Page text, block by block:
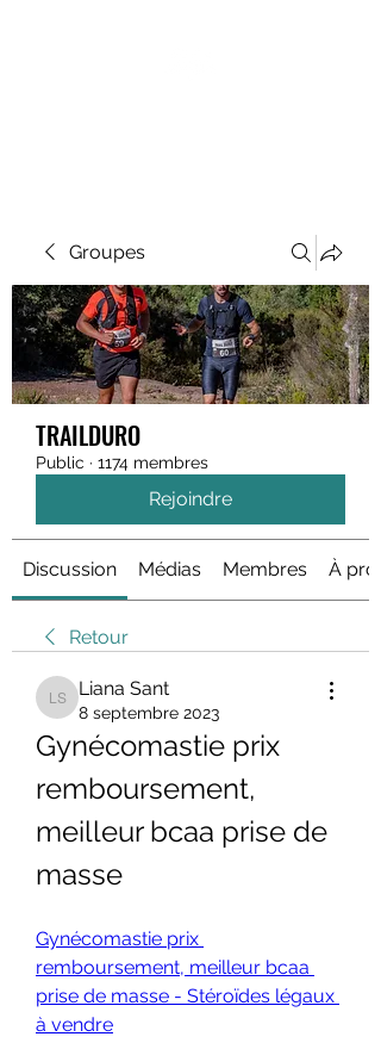
Groupes
TRAILDURO
Public · 1174 membres
Rejoindre
Discussion Médias Membres À
Retour
Liana Sant
Liana Sant
8 septembre 2023
Gynécomastie prix
remboursement,
meilleur bcaa prise de
masse
Gynécomastie prix
remboursement, meilleur bcaa
prise de masse - Stéroïdes légaux
à vendre